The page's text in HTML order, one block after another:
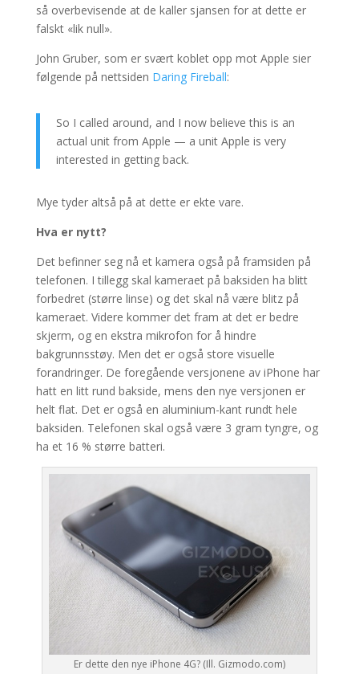
så overbevisende at de kaller sjansen for at dette er
falskt «lik null».
John Gruber, som er svært koblet opp mot Apple sier
følgende på nettsiden Daring Fireball:
So I called around, and I now believe this is an
actual unit from Apple — a unit Apple is very
interested in getting back.
Mye tyder altså på at dette er ekte vare.
Hva er nytt?
Det befinner seg nå et kamera også på framsiden på
telefonen. I tillegg skal kameraet på baksiden ha blitt
forbedret (større linse) og det skal nå være blitz på
kameraet. Videre kommer det fram at det er bedre
skjerm, og en ekstra mikrofon for å hindre
bakgrunnsstøy. Men det er også store visuelle
forandringer. De foregående versjonene av iPhone har
hatt en litt rund bakside, mens den nye versjonen er
helt flat. Det er også en aluminium-kant rundt hele
baksiden. Telefonen skal også være 3 gram tyngre, og
ha et 16 % større batteri.
Er dette den nye iPhone 4G? (Ill. Gizmodo.com)